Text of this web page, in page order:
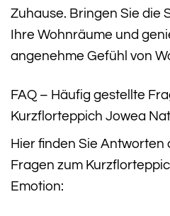
Zuhause. Bringen Sie die
Ihre Wohnräume und
angenehme Gefühl von
FAQ – Häufig gestellte
Kurzflorteppich Jowea
Hier finden Sie Antworten
Fragen zum
Emotion: